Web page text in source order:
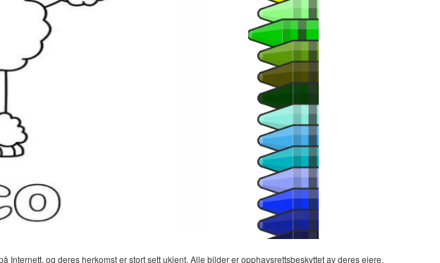
og deres herkomst er stort sett ukjent. Alle bilder er opphavsrettsbeskyttet av deres eiere.